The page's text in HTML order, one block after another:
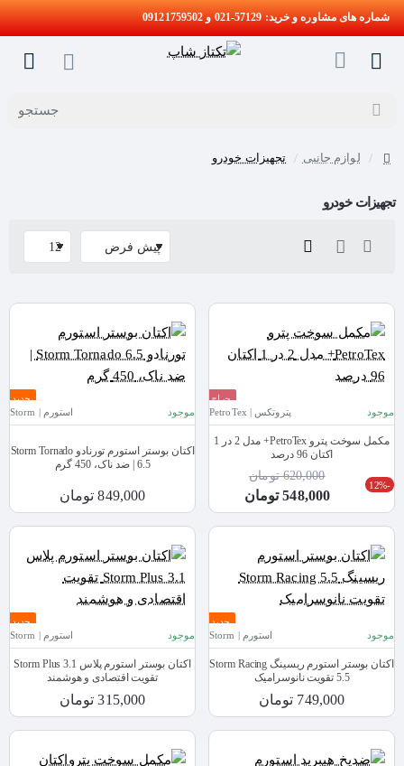
شماره های مشاوره و خرید: 57129-021 و 09121759502
جستجو
لوازم جانبی تجهیزات خودرو
تجهیزات خودرو
حراج
موجود
پتروتکس | PetroTex
مکمل سوخت پترو PetroTex+ مدل 2 در 1
اکتان 96 درصد
-12%
548,000 تومان
620,000 تومان
جدید
موجود
استورم | Storm
اکتان بوستر استورم تورنادو Storm Tornado
6.5 | ضد ناک، 450 گرم
849,000 تومان
جدید
موجود
استورم | Storm
اکتان بوستر استورم ریسینگ Storm Racing
5.5 تقویت نانوسرامیک
749,000 تومان
جدید
موجود
استورم | Storm
اکتان بوستر استورم پلاس Storm Plus 3.1
تقویت اقتصادی و هوشمند
315,000 تومان